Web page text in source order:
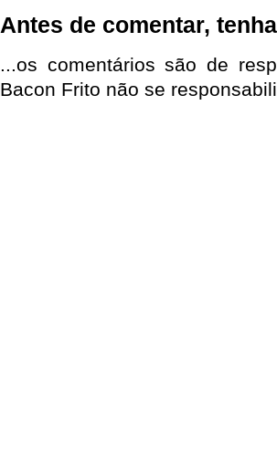
Antes de comentar,
...os comentários são de
Bacon Frito não se